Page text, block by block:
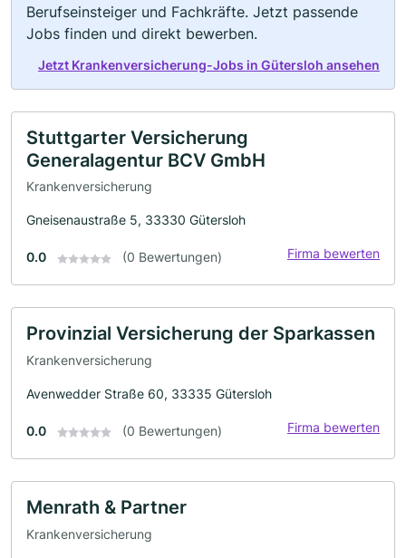
Berufseinsteiger und Fachkräfte. Jetzt passende
Jobs finden und direkt bewerben.
Jetzt Krankenversicherung-Jobs in Gütersloh ansehen
Stuttgarter Versicherung
Generalagentur BCV GmbH
Krankenversicherung
Gneisenaustraße 5, 33330 Gütersloh
0.0 (0 Bewertungen) Firma bewerten
Provinzial Versicherung der Sparkassen
Krankenversicherung
Avenwedder Straße 60, 33335 Gütersloh
0.0 (0 Bewertungen) Firma bewerten
Menrath & Partner
Krankenversicherung